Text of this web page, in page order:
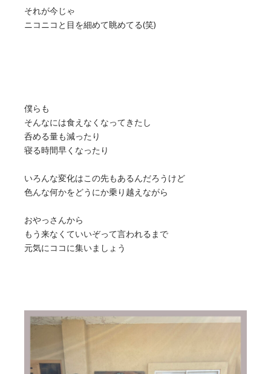
それが今じゃ
ニコニコと目を細めて眺めてる(笑)
僕らも
そんなには食えなくなってきたし
呑める量も減ったり
寝る時間早くなったり
いろんな変化はこの先もあるんだろうけど
色んな何かをどうにか乗り越えながら
おやっさんから
もう来なくていいぞって言われるまで
元気にココに集いましょう